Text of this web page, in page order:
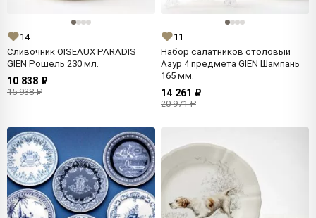
14
Сливочник OISEAUX PARADIS
GIEN Рошель 230 мл.
10 838 ₽
15 938 ₽
11
Набор салатников столовый
Азур 4 предмета GIEN Шампань
165 мм.
14 261 ₽
20 971 ₽